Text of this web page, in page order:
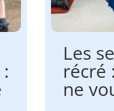
Les
récré
ne